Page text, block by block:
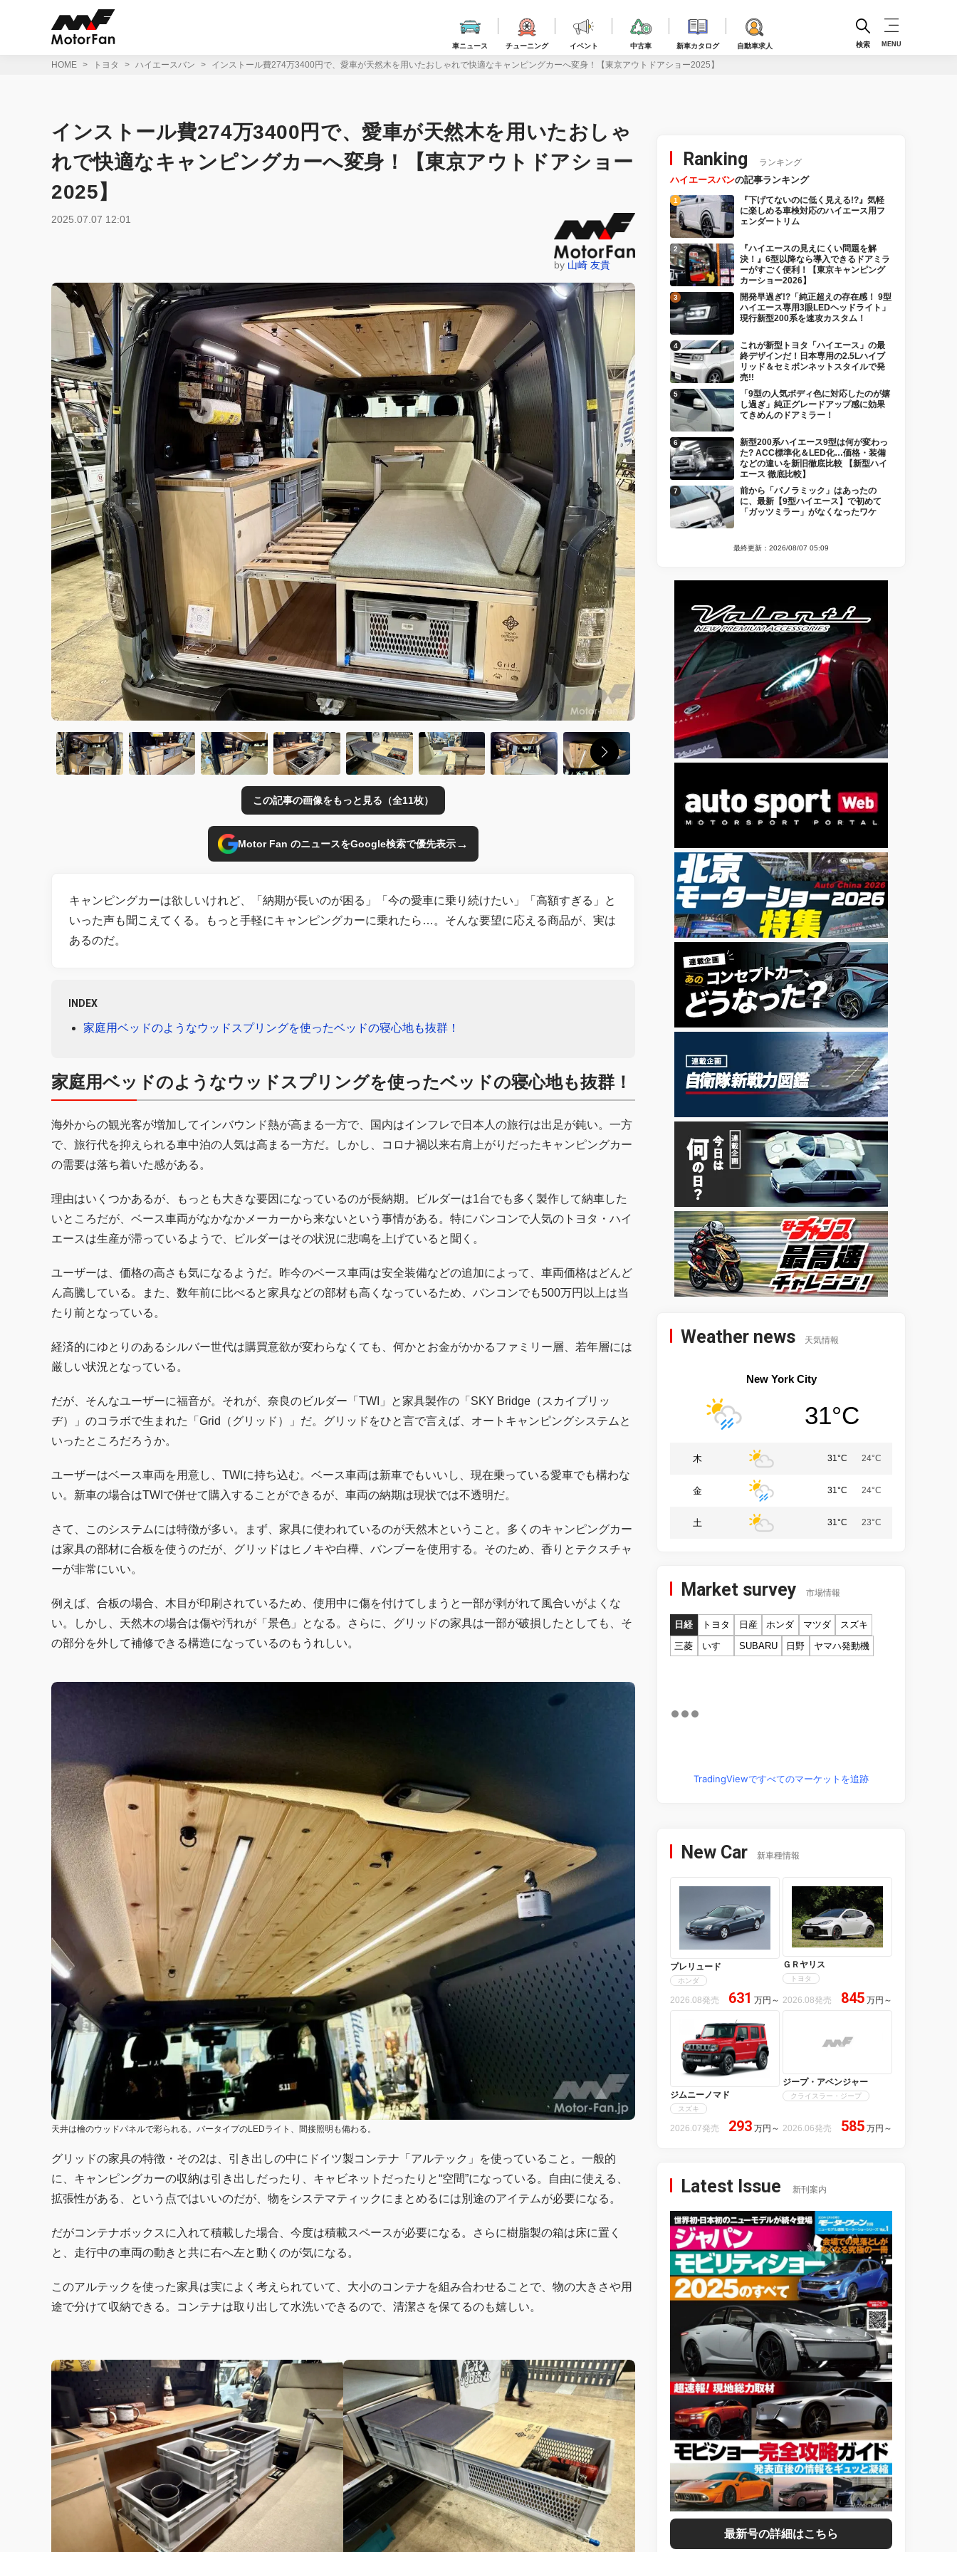
車ニュース チューニング イベント 中古車 新車カタログ 自動車求人 検索 MENU
HOME トヨタ ハイエースバン インストール費274万3400円で、愛車が天然木を用いたおしゃれで快適なキャンピングカーへ変身！【東京アウトドアショー2025】
インストール費274万3400円で、愛車が天然木を用いたおしゃ
れで快適なキャンピングカーへ変身！【東京アウトドアショー
2025】
2025.07.07 12:01
by 山崎 友貴
この記事の画像をもっと見る（全11枚）
Motor Fan のニュースをGoogle検索で優先表示→
キャンピングカーは欲しいけれど、「納期が長いのが困る」「今の愛車に乗り続けたい」「高額すぎる」と
いった声も聞こえてくる。もっと手軽にキャンピングカーに乗れたら…。そんな要望に応える商品が、実は
あるのだ。
INDEX
家庭用ベッドのようなウッドスプリングを使ったベッドの寝心地も抜群！
家庭用ベッドのようなウッドスプリングを使ったベッドの寝心地も抜群！
海外からの観光客が増加してインバウンド熱が高まる一方で、国内はインフレで日本人の旅行は出足が鈍い。一方
で、旅行代を抑えられる車中泊の人気は高まる一方だ。しかし、コロナ禍以来右肩上がりだったキャンピングカー
の需要は落ち着いた感がある。
理由はいくつかあるが、もっとも大きな要因になっているのが長納期。ビルダーは1台でも多く製作して納車した
いところだが、ベース車両がなかなかメーカーから来ないという事情がある。特にバンコンで人気のトヨタ・ハイ
エースは生産が滞っているようで、ビルダーはその状況に悲鳴を上げていると聞く。
ユーザーは、価格の高さも気になるようだ。昨今のベース車両は安全装備などの追加によって、車両価格はどんど
ん高騰している。また、数年前に比べると家具などの部材も高くなっているため、バンコンでも500万円以上は当
たり前となっている。
経済的にゆとりのあるシルバー世代は購買意欲が変わらなくても、何かとお金がかかるファミリー層、若年層には
厳しい状況となっている。
だが、そんなユーザーに福音が。それが、奈良のビルダー「TWI」と家具製作の「SKY Bridge（スカイブリッ
ヂ）」のコラボで生まれた「Grid（グリッド）」だ。グリッドをひと言で言えば、オートキャンピングシステムと
いったところだろうか。
ユーザーはベース車両を用意し、TWIに持ち込む。ベース車両は新車でもいいし、現在乗っている愛車でも構わな
い。新車の場合はTWIで併せて購入することができるが、車両の納期は現状では不透明だ。
さて、このシステムには特徴が多い。まず、家具に使われているのが天然木ということ。多くのキャンピングカー
は家具の部材に合板を使うのだが、グリッドはヒノキや白樺、バンブーを使用する。そのため、香りとテクスチャ
ーが非常にいい。
例えば、合板の場合、木目が印刷されているため、使用中に傷を付けてしまうと一部が剥がれて風合いがよくな
い。しかし、天然木の場合は傷や汚れが「景色」となる。さらに、グリッドの家具は一部が破損したとしても、そ
の部分を外して補修できる構造になっているのもうれしい。
天井は檜のウッドパネルで彩られる。バータイプのLEDライト、間接照明も備わる。
グリッドの家具の特徴・その2は、引き出しの中にドイツ製コンテナ「アルテック」を使っていること。一般的
に、キャンピングカーの収納は引き出しだったり、キャビネットだったりと“空間”になっている。自由に使える、
拡張性がある、という点ではいいのだが、物をシステマティックにまとめるには別途のアイテムが必要になる。
だがコンテナボックスに入れて積載した場合、今度は積載スペースが必要になる。さらに樹脂製の箱は床に置く
と、走行中の車両の動きと共に右へ左と動くのが気になる。
このアルテックを使った家具は実によく考えられていて、大小のコンテナを組み合わせることで、物の大きさや用
途で分けて収納できる。コンテナは取り出して水洗いできるので、清潔さを保てるのも嬉しい。
Ranking ランキング
ハイエースバンの記事ランキング
『下げてないのに低く見える!?』気軽
に楽しめる車検対応のハイエース用フ
ェンダートリム
『ハイエースの見えにくい問題を解
決！』6型以降なら導入できるドアミラ
ーがすごく便利！【東京キャンピング
カーショー2026】
開発早過ぎ!?「純正超えの存在感！ 9型
ハイエース専用3眼LEDヘッドライト」
現行新型200系を速攻カスタム！
これが新型トヨタ「ハイエース」の最
終デザインだ！日本専用の2.5Lハイブ
リッド＆セミボンネットスタイルで発
売!!
「9型の人気ボディ色に対応したのが嬉
し過ぎ」純正グレードアップ感に効果
てきめんのドアミラー！
新型200系ハイエース9型は何が変わっ
た? ACC標準化＆LED化…価格・装備
などの違いを新旧徹底比較 【新型ハイ
エース 徹底比較】
前から「パノラミック」はあったの
に、最新【9型ハイエース】で初めて
「ガッツミラー」がなくなったワケ
最終更新：2026/08/07 05:09
Weather news 天気情報
New York City
31°C
木 31°C 24°C
金 31°C 24°C
土 31°C 23°C
Market survey 市場情報
日経 トヨタ 日産 ホンダ マツダ
スズキ
三菱
いすゞ SUBARU 日野 ヤマハ発動機
TradingViewですべてのマーケットを追跡
New Car 新車種情報
プレリュード
ホンダ
2026.08発売 631 万円 ～
ＧＲヤリス
トヨタ
2026.08発売 845 万円 ～
ジムニーノマド
スズキ
2026.07発売 293 万円 ～
ジープ・アベンジャー
クライスラー・ジープ
2026.06発売 585 万円 ～
Latest Issue 新刊案内
最新号の詳細はこちら